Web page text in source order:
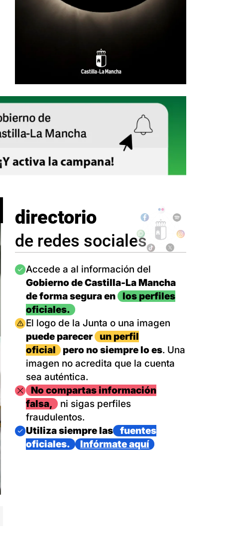
directorio
de redes sociales
Imagen
Accede a al información del
Gobierno de Castilla-La Mancha
de forma segura en
los perfiles
oficiales.
Imagen
El logo de la Junta o una imagen
puede parecer
un perfil
oficial
pero no siempre lo es. Una
imagen no acredita que la cuenta
sea auténtica.
ImagenNo compartas información
falsa,
ni sigas perfiles
fraudulentos.
Imagen
Utiliza siempre las
fuentes
oficiales.
Infórmate aquí